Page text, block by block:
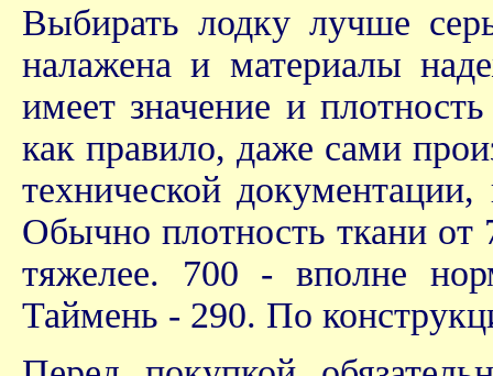
Выбирать лодку лучше
налажена и материалы
имеет значение и
как правило, даже сами
технической
Обычно плотность ткани
тяжелее. 700 - вполне
Таймень - 290. По